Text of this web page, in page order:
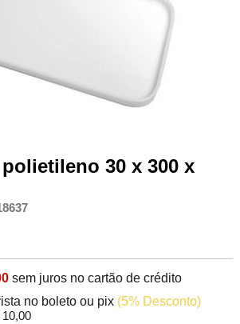
30 x 300 x
sem juros no cartão de crédito
no boleto ou pix (5% Desconto)